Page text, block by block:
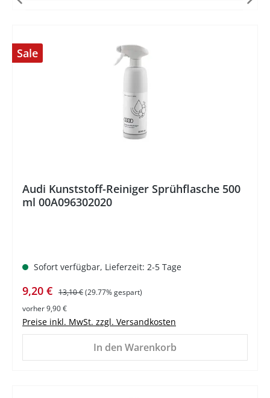
Sale
Audi Kunststoff-Reiniger Sprühflasche 500
ml 00A096302020
Sofort verfügbar, Lieferzeit: 2-5 Tage
Verkaufspreis:
9,20 € Regulärer Preis:
13,10 €(29.77% gespart)
vorher 9,90 €
Preise inkl. MwSt. zzgl. Versandkosten
In den Warenkorb